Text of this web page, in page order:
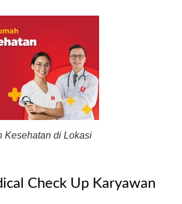
Kesehatan di Lokasi
Check Up Karyawan